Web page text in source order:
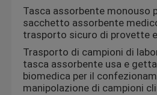
Tasca assorbente monouso
sacchetto assorbente
trasporto sicuro di provette
Trasporto di campioni di
tasca assorbente usa e
biomedica per il
manipolazione di campioni